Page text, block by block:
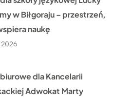
w Biłgoraju – przestrzeń,
naukę
dla Kancelarii
Adwokat Marty